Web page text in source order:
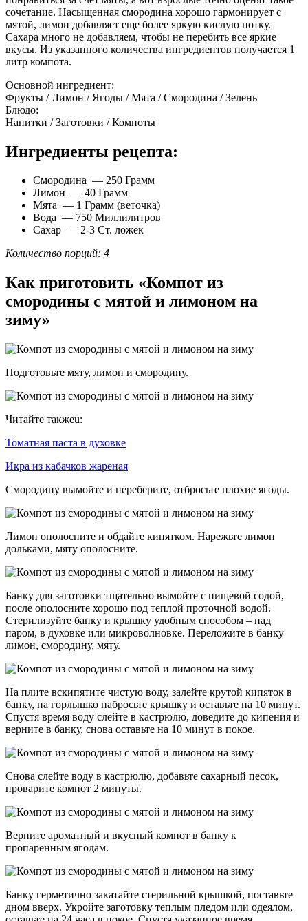
сочетание. Насыщенная смородина хорошо гармонирует с
мятой, лимон добавляет еще более яркую кислую нотку.
Сахара много не добавляем, чтобы не перебить все яркие
вкусы. Из указанного количества ингредиентов получается 1
литр компота.
Основной ингредиент:
Фрукты / Лимон / Ягоды / Мята / Cмородина / Зелень
Блюдо:
Напитки / Заготовки / Компоты
Ингредиенты рецепта:
Смородина — 250 Грамм
Лимон — 40 Грамм
Мята — 1 Грамм (веточка)
Вода — 750 Миллилитров
Сахар — 2-3 Ст. ложек
Количество порций: 4
Как приготовить «Компот из
смородины с мятой и лимоном на
зиму»
Подготовьте мяту, лимон и смородину.
Читайте такжеu:
Томатная паста в духовке
Икра из кабачков жареная
Смородину вымойте и переберите, отбросьте плохие ягоды.
Лимон ополосните и обдайте кипятком. Нарежьте лимон
дольками, мяту ополосните.
Банку для заготовки тщательно вымойте с пищевой содой,
после ополосните хорошо под теплой проточной водой.
Стерилизуйте банку и крышку удобным способом – над
паром, в духовке или микроволновке. Переложите в банку
лимон, смородину, мяту.
На плите вскипятите чистую воду, залейте крутой кипяток в
банку, на горлышко набросьте крышку и оставьте на 10 минут.
Спустя время воду слейте в кастрюлю, доведите до кипения и
верните в банку, снова оставьте на 10 минут в покое.
Снова слейте воду в кастрюлю, добавьте сахарный песок,
проварите компот 2 минуты.
Верните ароматный и вкусный компот в банку к
пропаренным ягодам.
Банку герметично закатайте стерильной крышкой, поставьте
дном вверх. Укройте заготовку теплым пледом или одеялом,